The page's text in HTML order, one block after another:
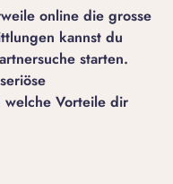
online die grosse
kannst du
starten.
welche Vorteile dir